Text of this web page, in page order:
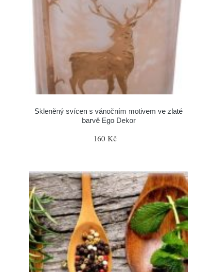
Skleněný svícen s vánočním motivem ve zlaté
barvě Ego Dekor
160 Kč